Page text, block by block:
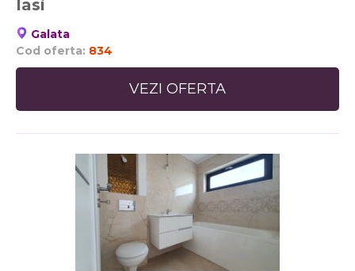
Iasi
Galata
Cod oferta: 834
VEZI OFERTA